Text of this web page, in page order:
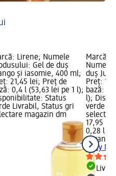
Lirene; Numele
Gel de duş
şi iasomie, 400 ml;
21,45 lei; Preț de
0,4 l (53,63 lei pe 1 l);
Status
Livrabil, Status gri
magazin dm
Marcă:
Numele
duș
Preț:
bază:
l);
verde
17,95 lei
0,28 l
organic
Juicy